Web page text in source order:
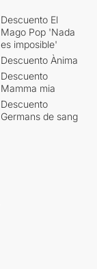
Descuento El
Mago Pop 'Nada
es imposible'
Descuento Ànima
Descuento
Mamma mia
Descuento
Germans de sang